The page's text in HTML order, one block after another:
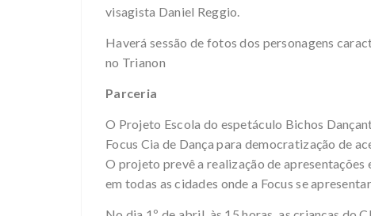
visagista Daniel Reggio.
Haverá sessão de fotos dos personagens
no Trianon
Parceria
O Projeto Escola do espetáculo Bichos
Focus Cia de Dança para democratização de
O projeto prevê a realização de apresentações
em todas as cidades onde a Focus se